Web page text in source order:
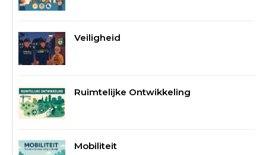
Veiligheid
Ruimtelijke Ontwikkeling
Mobiliteit